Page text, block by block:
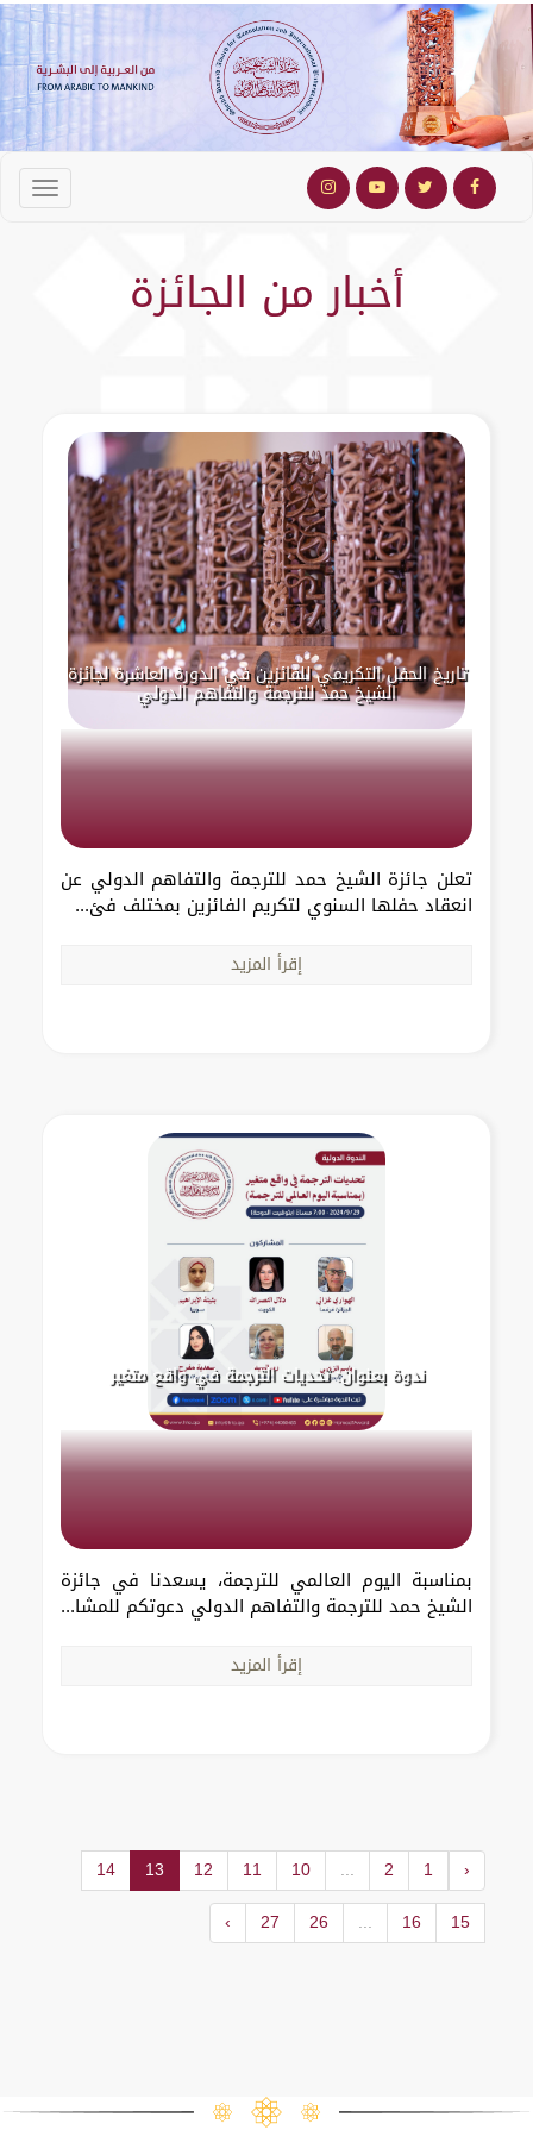
أخبار من الجائزة
تاريخ الحفل التكريمي للفائزين في الدورة العاشرة لجائزة
الشيخ حمد للترجمة والتفاهم الدولي
تعلن جائزة الشيخ حمد للترجمة والتفاهم الدولي عن
انعقاد حفلها السنوي لتكريم الفائزين بمختلف فئ...
إقرأ المزيد
ندوة بعنوان: تحديات الترجمة في واقع متغير
بمناسبة اليوم العالمي للترجمة، يسعدنا في جائزة
الشيخ حمد للترجمة والتفاهم الدولي دعوتكم للمشا...
إقرأ المزيد
‹
1
2
...
10
11
12
13
14
15
16
...
26
27
›